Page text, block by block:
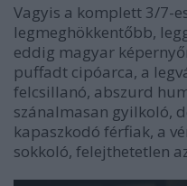
Vagyis a komplett 3/7-
legmeghökkentőbb,
eddig magyar
puffadt cipóarca, a
felcsillanó, abszurd
szánalmasan gyilkoló,
kapaszkodó férfiak, a
sokkoló, felejthetetlen